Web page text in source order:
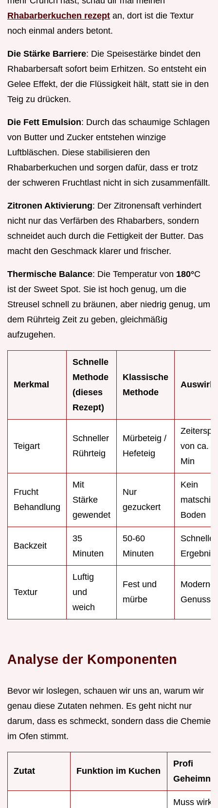
Rhabarberkuchen rezept an, dort ist die Textur
noch einmal anders betont.
Die Stärke Barriere: Die Speisestärke bindet den
Rhabarbersaft sofort beim Erhitzen. So entsteht ein
Gelee Effekt, der die Flüssigkeit hält, statt sie in den
Teig zu drücken.
Die Fett Emulsion: Durch das schaumige Schlagen
von Butter und Zucker entstehen winzige
Luftbläschen. Diese stabilisieren den
Rhabarberkuchen und sorgen dafür, dass er trotz
der schweren Fruchtlast nicht in sich zusammenfällt.
Zitronen Aktivierung: Der Zitronensaft verhindert
nicht nur das Verfärben des Rhabarbers, sondern
schneidet auch durch die Fettigkeit der Butter. Das
macht den Geschmack klarer und frischer.
Thermische Balance: Die Temperatur von 180°C
ist der Sweet Spot. Sie ist hoch genug, um die
Streusel schnell zu bräunen, aber niedrig genug, um
dem Rührteig Zeit zu geben, gleichmäßig
aufzugehen.
Merkmal
Schnelle
Methode
(dieses
Rezept)
Klassische
Methode
Teigart
Schneller
Rührteig
Mürbeteig /
Hefeteig
von ca.
Min
Frucht
Behandlung
Mit
Stärke
gewendet
Nur
gezuckert
Kein
Boden
Backzeit
35
Minuten
50-60
Minuten
Ergebnis
Textur
Luftig
und
weich
Fest und
mürbe
Genuss
Analyse der Komponenten
Bevor wir loslegen, schauen wir uns an, warum wir
genau diese Zutaten nehmen. Es geht nicht nur
darum, dass es schmeckt, sondern dass die Chemie
im Ofen stimmt.
Zutat Funktion im Kuchen
Profi
Geheimnis
Muss